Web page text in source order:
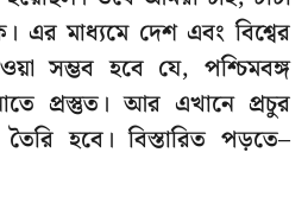
এর মাধ্যমে দেশ এবং বিশ্বের
সম্ভব হবে যে, পশ্চিমবঙ্গ
প্রস্তুত। আর এখানে প্রচুর
তৈরি হবে। বিস্তারিত পড়তে–